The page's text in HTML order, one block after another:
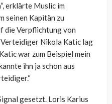
erklärte Muslic im
seinen Kapitän zu
die Verpflichtung von
Nikola Katic lag
war zum Beispiel mein
ihn ja schon aus
gesetzt. Loris Karius